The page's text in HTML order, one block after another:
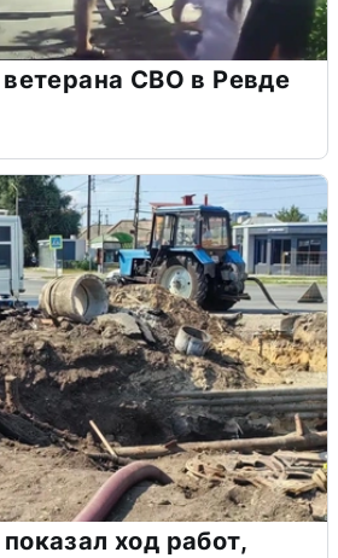
СВО в Ревде
ход работ,